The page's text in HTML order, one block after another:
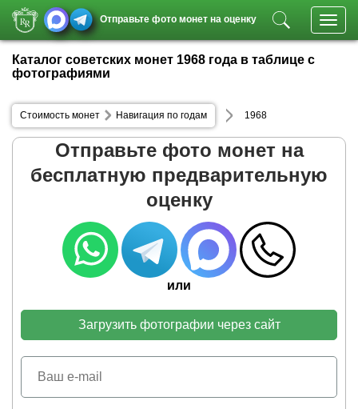
Отправьте фото монет на оценку
Каталог советских монет 1968 года в таблице с
фотографиями
Стоимость монет Навигация по годам 1968
Отправьте фото монет на
бесплатную предварительную
оценку
или
Загрузить фотографии через сайт